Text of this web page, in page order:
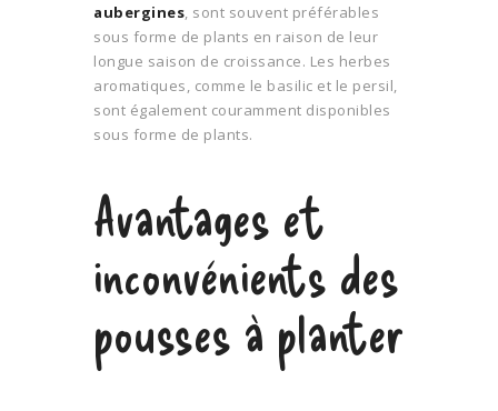
aubergines, sont souvent préférables
sous forme de plants en raison de leur
longue saison de croissance. Les herbes
aromatiques, comme le basilic et le persil,
sont également couramment disponibles
sous forme de plants.
Avantages et
inconvénients des
pousses à planter